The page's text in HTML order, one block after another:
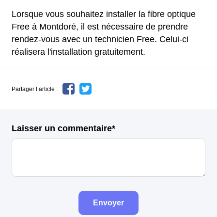
Lorsque vous souhaitez installer la fibre optique
Free à Montdoré, il est nécessaire de prendre
rendez-vous avec un technicien Free. Celui-ci
réalisera l'installation gratuitement.
Partager l’article :
Laisser un commentaire*
Envoyer